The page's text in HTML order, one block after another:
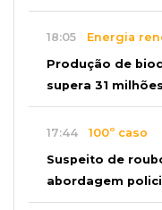
18:05 Energia
Produção de
supera 31
17:44 100º caso
Suspeito de
abordagem